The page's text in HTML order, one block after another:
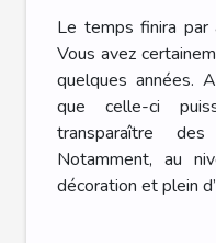
Le temps finira par
Vous avez
quelques années.
que celle-ci
transparaître
Notamment, au
décoration et plein